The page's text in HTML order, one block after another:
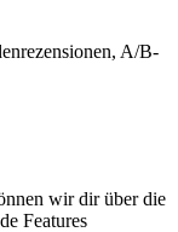
A/B-
wir dir über die
Features